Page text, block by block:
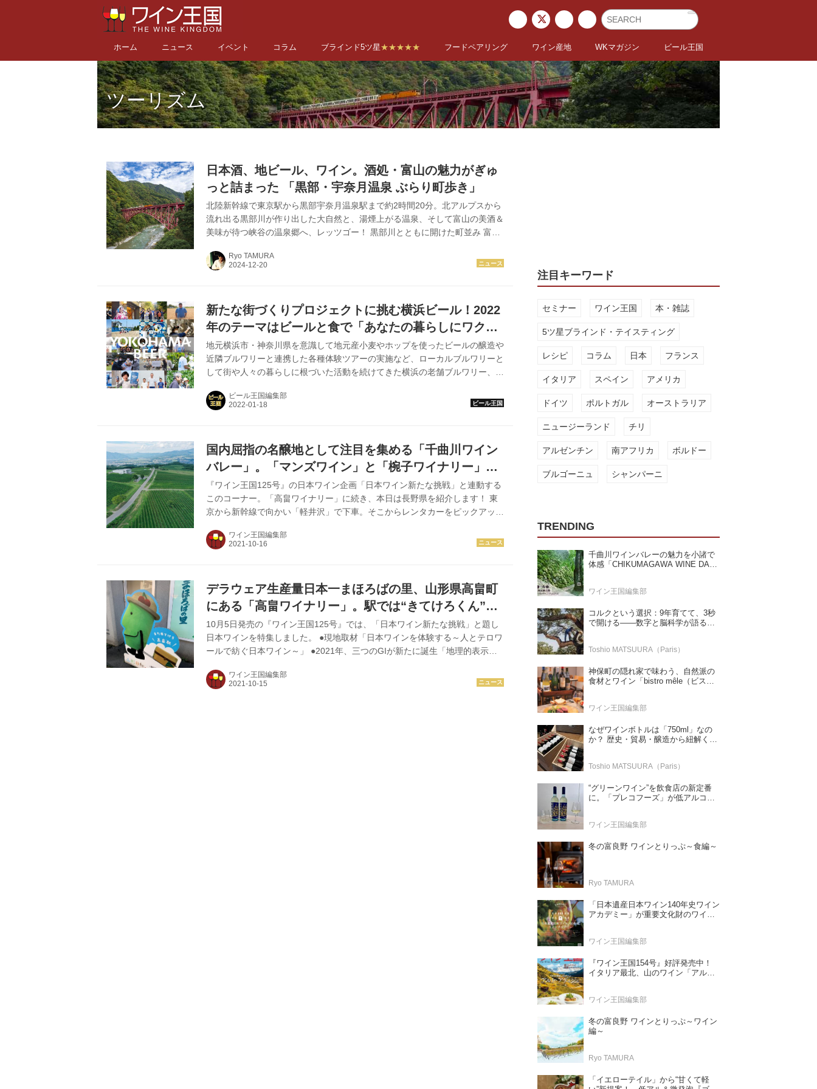
ホーム ニュース イベント コラム ブラインド5ツ星★★★★★ フードペアリング ワイン産地 WKマガジン ビール王国
ツーリズム
日本酒、地ビール、ワイン。酒処・富山の魅力がぎゅ
っと詰まった 「黒部・宇奈月温泉 ぶらり町歩き」
北陸新幹線で東京駅から黒部宇奈月温泉駅まで約2時間20分。北アルプスから
流れ出る黒部川が作り出した大自然と、湯煙上がる温泉、そして富山の美酒＆
美味が待つ峡谷の温泉郷へ、レッツゴー！ 黒部川とともに開けた町並み 富山
部川となり、町は川の流れに沿って富山湾へと開けています。黒部峡谷の入り
口に位置する緑深い大自然に包まれた温泉街、それが今回の旅の目的地、宇奈
あるわけは、温泉の...
Ryo TAMURA
新たな街づくりプロジェクトに挑む横浜ビール！2022
年のテーマはビールと食で「あなたの暮らしにワクワ
クを」
地元横浜市・神奈川県を意識して地元産小麦やホップを使ったビールの醸造や
近隣ブルワリーと連携した各種体験ツアーの実施など、ローカルブルワリーと
して街や人々の暮らしに根づいた活動を続けてきた横浜の老舗ブルワリー、横
浜という街にビールを通して"ワクワク"する楽しみを届けたい」という思いか
ら、2022年はさらなる街づくりプロジェクトに着手する。 「横浜ビール」の
造、ローカルコラボ...
ビール王国編集部
国内屈指の名醸地として注目を集める「千曲川ワイン
バレー」。「マンズワイン」と「椀子ワイナリー」を
訪問！
『ワイン王国125号』の日本ワイン企画「日本ワイン新たな挑戦」と連動する
このコーナー。「高畠ワイナリー」に続き、本日は長野県を紹介します！ 東
京から新幹線で向かい「軽井沢」で下車。そこからレンタカーをピックアップ
1973年設立の小諸ワイナリー。当初は、龍眼など日本固有のブドウ品種を栽
培していましたが、80年代後半、大雪栽培に見舞われたピンチを機に、シャ
な「ソラリス」シリーズは今年...
ワイン王国編集部
デラウェア生産量日本一まほろばの里、山形県高畠町
にある「高畠ワイナリー」。駅では“きてけろくん”が
お出迎え♪
10月5日発売の『ワイン王国125号』では、「日本ワイン新たな挑戦」と題し
日本ワインを特集しました。 ●現地取材「日本ワインを体験する～人とテロワ
ールで紡ぐ日本ワイン～」 ●2021年、三つのGIが新たに誕生「地理的表示
本」 このコーナーでは、同企画の中から現地取材「日本ワインを体験する」
で訪問した「高畠ワイナリー」のオフショットを紹介します。 「高畠ワイナ
ワイン王国編集部
注目キーワード
セミナー ワイン王国 本・雑誌
5ツ星ブラインド・テイスティング
レシピ コラム 日本 フランス
イタリア スペイン アメリカ
ドイツ ポルトガル オーストラリア
ニュージーランド チリ
アルゼンチン 南アフリカ ボルドー
ブルゴーニュ シャンパーニ
TRENDING
千曲川ワインバレーの魅力を小諸で
体感「CHIKUMAGAWA WINE DAYS
ワイン王国編集部
コルクという選択：9年育てて、3秒
で開ける——数字と脳科学が語る栓
Toshio MATSUURA（Paris）
神保町の隠れ家で味わう、自然派の
食材とワイン「bistro mêle（ビスト
ワイン王国編集部
なぜワインボトルは「750ml」なの
か？ 歴史・貿易・醸造から紐解く4
Toshio MATSUURA（Paris）
“グリーンワイン”を飲食店の新定番
に。「プレコフーズ」が低アルコー
ワイン王国編集部
冬の富良野 ワインとりっぷ～食編～
Ryo TAMURA
「日本遺産日本ワイン140年史ワイン
アカデミー」が重要文化財のワイナ
ワイン王国編集部
『ワイン王国154号』好評発売中！
イタリア最北、山のワイン「アル
特集「この夏の主役！ ナチュラルな
ワイン王国編集部
冬の富良野 ワインとりっぷ～ワイン
編～
Ryo TAMURA
「イエローテイル」から“甘くて軽